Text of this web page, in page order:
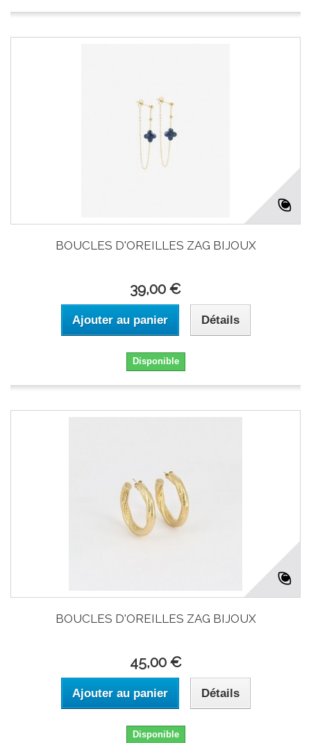
BOUCLES D'OREILLES ZAG BIJOUX
39,00 €
Ajouter au panier Détails
Disponible
BOUCLES D'OREILLES ZAG BIJOUX
45,00 €
Ajouter au panier Détails
Disponible